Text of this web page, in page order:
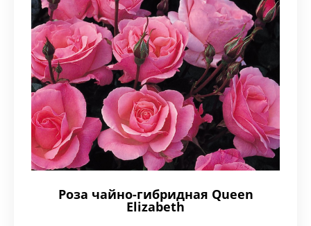
Роза чайно-гибридная Queen
Elizabeth